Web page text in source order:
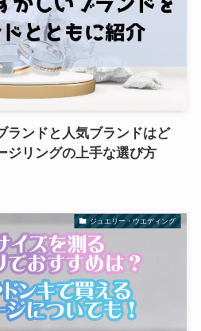
ランドと人気ブランドはど
ジリングの上手な選び方
ジュエリー・ウエディング